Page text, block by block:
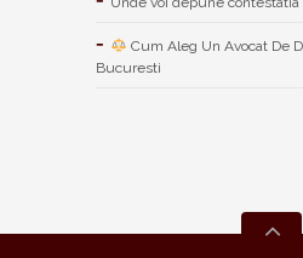
Cum Aleg Un Avocat De
Bucuresti